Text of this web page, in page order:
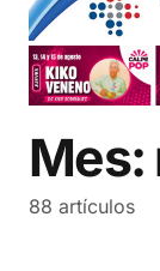
Mes:
88 artículos